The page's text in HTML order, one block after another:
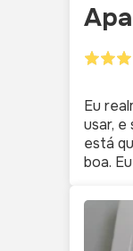
Eu
usar, e
está
boa.